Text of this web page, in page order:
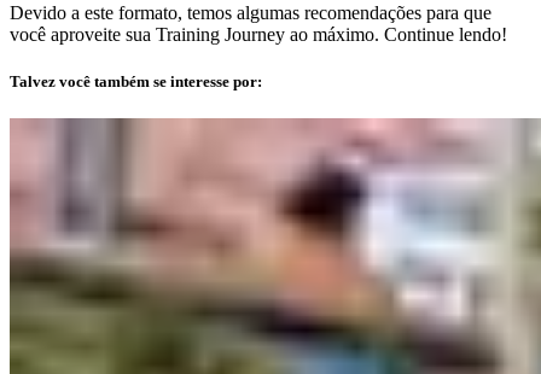
Devido a este formato, temos algumas recomendações para que
você aproveite sua Training Journey ao máximo. Continue lendo!
Talvez você também se interesse por: